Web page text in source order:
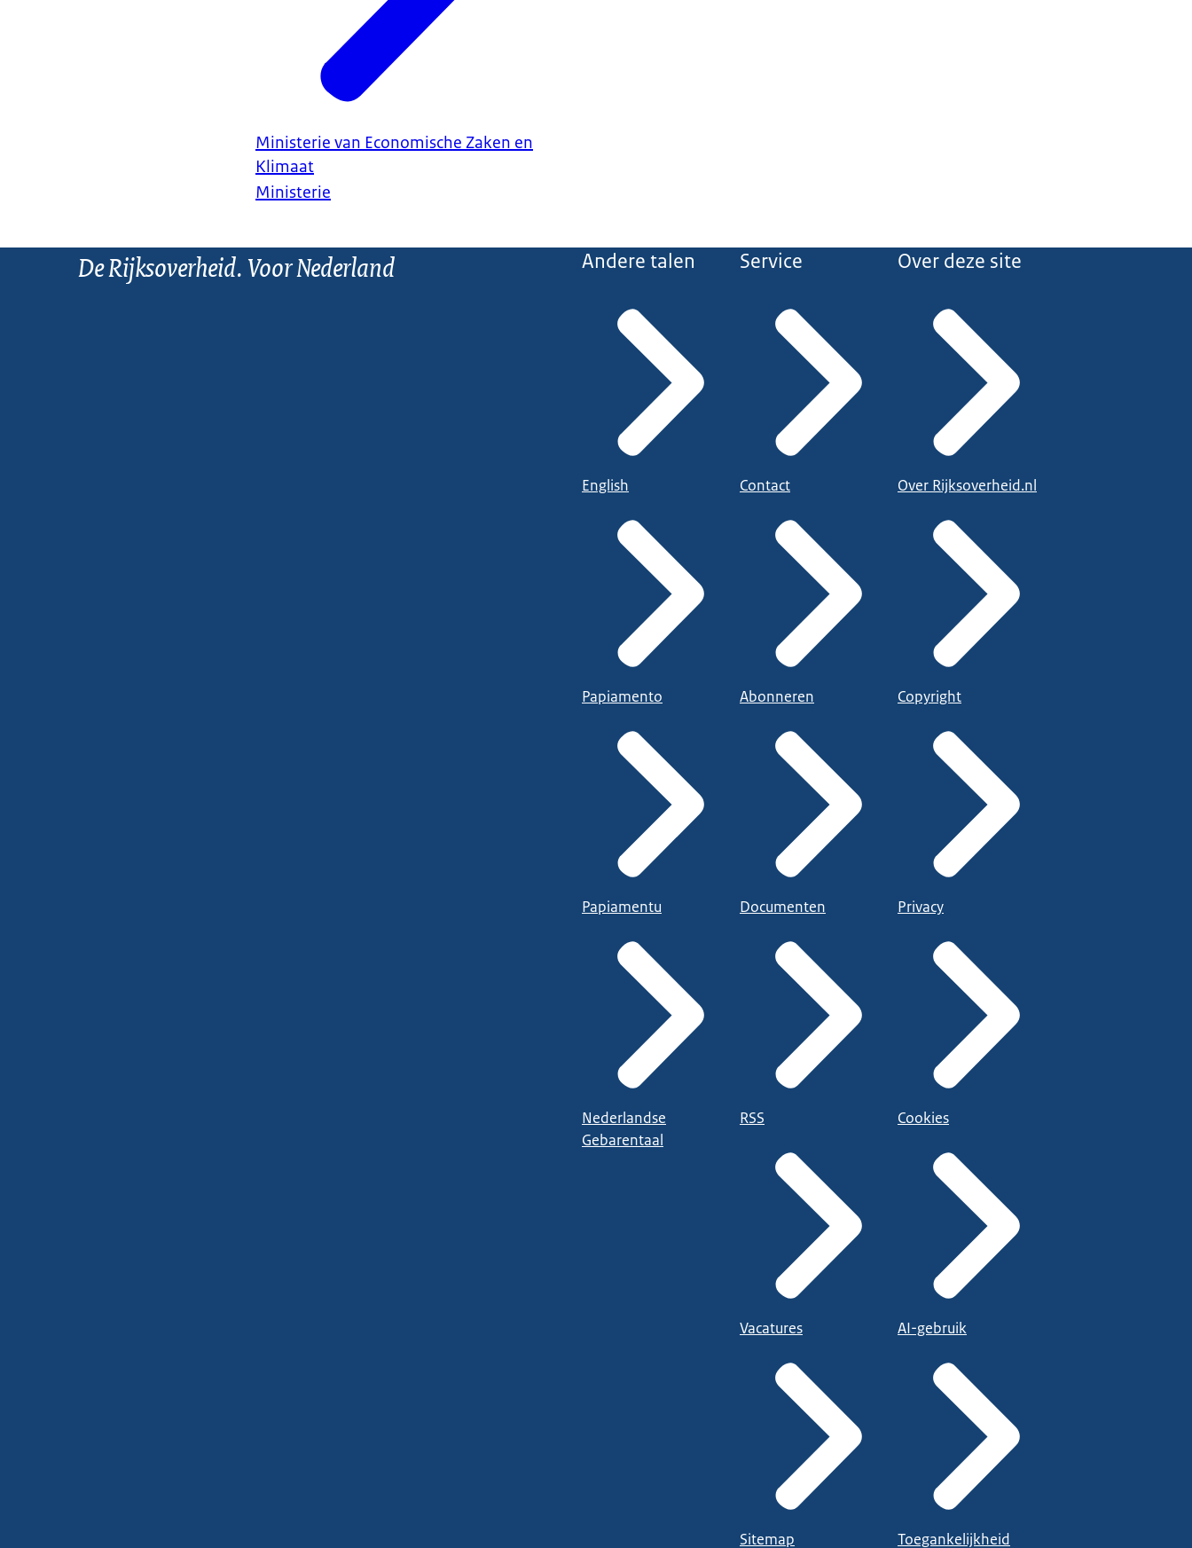
Ministerie van Economische Zaken en
Klimaat
Ministerie
De Rijksoverheid. Voor Nederland Andere talen
English
Papiamento
Papiamentu
Nederlandse
Gebarentaal
Service
Contact
Abonneren
Documenten
RSS
Vacatures
Sitemap
Over deze site
Over Rijksoverheid.nl
Copyright
Privacy
Cookies
AI-gebruik
Toegankelijkheid